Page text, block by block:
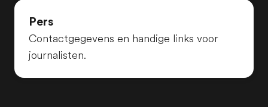
Pers
Contactgegevens en handige links voor
journalisten.